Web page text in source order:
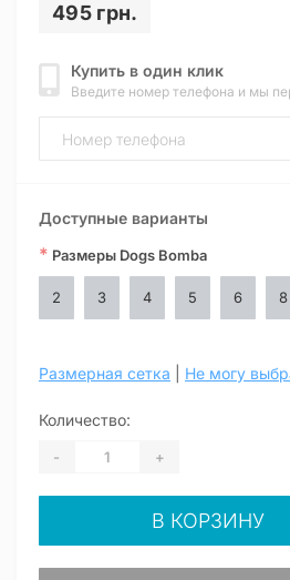
495 грн.
Купить в один клик
Введите номер телефона и мы
Доступные варианты
* Размеры Dogs Bomba
2 3 4 5 6 8
Размерная сетка Не могу
Количество:
- +
В КОРЗИНУ